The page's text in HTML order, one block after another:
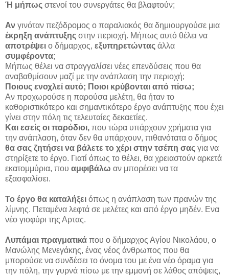
Ή μήπως στενοί του συνεργάτες θα βλαφτούν;
Αν γινόταν πεζόδρομος ο παραλιακός θα δημιουργούσε μια
έκρηξη ανάπτυξης στην περιοχή. Μήπως αυτό θέλει να
αποτρέψει ο δήμαρχος, εξυπηρετώντας άλλα
συμφέροντα;
Μήπως θέλει να στραγγαλίσει νέες επενδύσεις που θα
αναβαθμίσουν μαζί με την ανάπλαση την περιοχή;
Ποιους ενοχλεί αυτό; Ποιοι κρύβονται από πίσω;
Αν προχωρούσε η παρούσα μελέτη, θα ήταν το
καθοριστικότερο και σημαντικότερο έργο ανάπτυξης που έχει
γίνει στην πόλη τις τελευταίες δεκαετίες.
Και εσείς οι παρόδιοι, που τώρα υπάρχουν χρήματα για
την ανάπλαση, όταν δεν θα υπάρχουν, πιθανότατα ο δήμος
θα σας ζητήσει να βάλετε το χέρι στην τσέπη σας για να
στηρίξετε το έργο. Γιατί όπως το θέλει, θα χρειαστούν αρκετά
εκατομμύρια, που αμφιβάλω αν μπορέσει να τα
εξασφαλίσει.
Το έργο θα καταλήξει όπως η ανάπλαση των πρανών της
λίμνης. Πεταμένα λεφτά σε μελέτες και από έργο μηδέν. Ενα
νέο γιοφύρι της Αρτας.
Λυπάμαι πραγματικά που ο δήμαρχος Αγίου Νικολάου, ο
Μανώλης Μενεγάκης, ένας νέος άνθρωπος που θα
μπορούσε να συνδέσει το όνομα του με ένα νέο όραμα για
την πόλη, την γυρνά πίσω με την εμμονή σε λάθος απόψεις,